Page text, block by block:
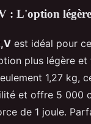
: L'option
est idéal pour
plus légère et
1,27 kg,
et offre 5 000
de 1 joule.